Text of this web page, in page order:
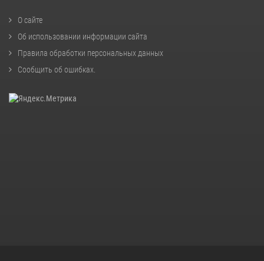
О сайте
Об использовании информации сайта
Правила обработки персональных данных
Сообщить об ошибках